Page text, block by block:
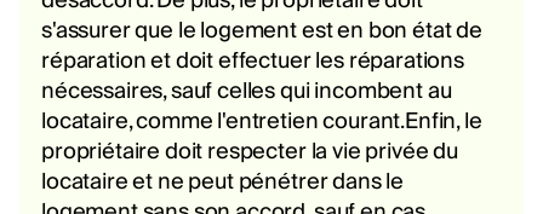
s'assurer que le logement est en bon état de
réparation et doit effectuer les réparations
nécessaires, sauf celles qui incombent au
locataire, comme l'entretien courant.Enfin, le
propriétaire doit respecter la vie privée du
locataire et ne peut pénétrer dans le